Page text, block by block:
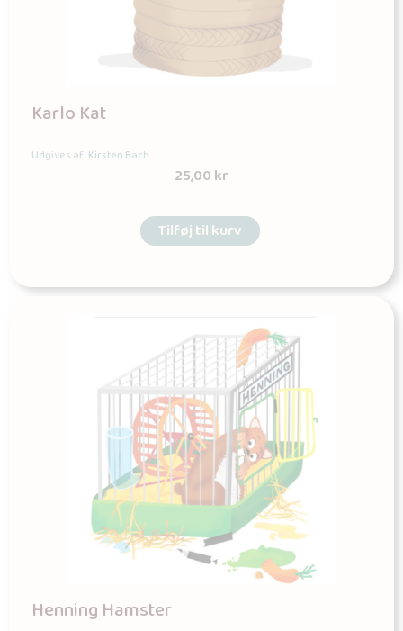
Karlo Kat
Udgives af: Kirsten Bach
25,00kr
Tilføj til kurv
Henning Hamster